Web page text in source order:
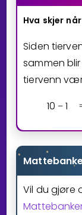
Hva skjer når
Siden
sammen blir
tiervenn
10 − 1
Vil du gjøre